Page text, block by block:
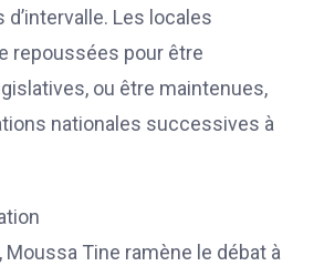
Les locales
repoussées pour être
ou être maintenues,
nationales successives à
Tine ramène le débat à